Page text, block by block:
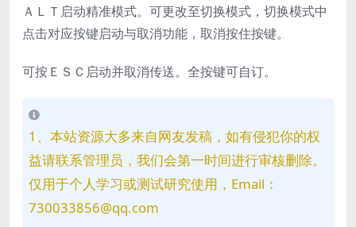
ＡＬＴ启动精准模式。可更改至切换模式，切换模式中
点击对应按键启动与取消功能，取消按住按键。
可按ＥＳＣ启动并取消传送。全按键可自订。
1、本站资源大多来自网友发稿，如有侵犯你的权
益请联系管理员，我们会第一时间进行审核删除。
仅用于个人学习或测试研究使用，Email：
730033856@qq.com